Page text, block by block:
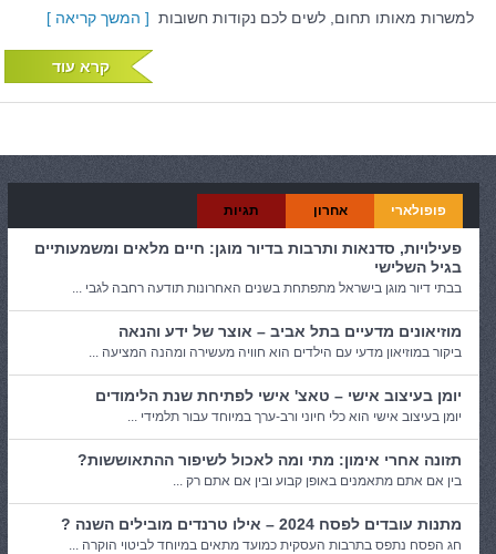
למשרות מאותו תחום, לשים לכם נקודות חשובות [ המשך קריאה ]
קרא עוד
פופולארי אחרון תגיות
פעילויות, סדנאות ותרבות בדיור מוגן: חיים מלאים ומשמעותיים
בגיל השלישי
בבתי דיור מוגן בישראל מתפתחת בשנים האחרונות תודעה רחבה לגבי ...
מוזיאונים מדעיים בתל אביב – אוצר של ידע והנאה
ביקור במוזיאון מדעי עם הילדים הוא חוויה מעשירה ומהנה המציעה ...
יומן בעיצוב אישי – טאצ' אישי לפתיחת שנת הלימודים
יומן בעיצוב אישי הוא כלי חיוני ורב-ערך במיוחד עבור תלמידי ...
תזונה אחרי אימון: מתי ומה לאכול לשיפור ההתאוששות?
בין אם אתם מתאמנים באופן קבוע ובין אם אתם רק ...
מתנות עובדים לפסח 2024 – אילו טרנדים מובילים השנה ?
חג הפסח נתפס בתרבות העסקית כמועד מתאים במיוחד לביטוי הוקרה ...